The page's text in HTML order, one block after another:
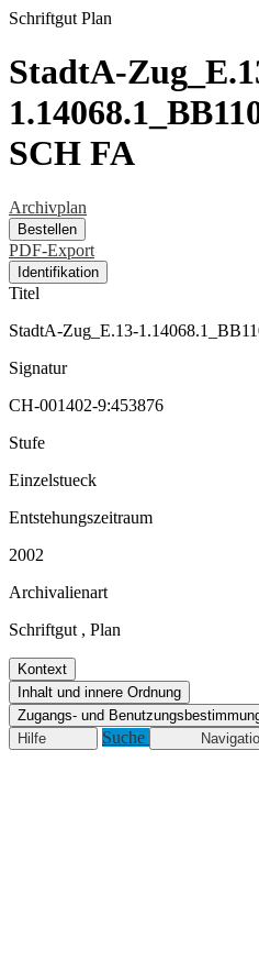
Schriftgut Plan
StadtA-
SCH FA
Archivplan
Bestellen
PDF-Export
Identifikation
Titel
StadtA-Zug_E.13-
Signatur
CH-001402-9:453876
Stufe
Einzelstueck
Entstehungszeitraum
2002
Archivalienart
Schriftgut , Plan
Kontext
Inhalt und innere Ordnung
Zugangs- und
Hilfe
Suche